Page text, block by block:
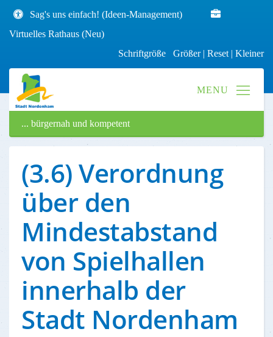
Sag's uns einfach! (Ideen-Management)
Virtuelles Rathaus (Neu)
Schriftgröße Größer| Reset | Kleiner
... bürgernah und kompetent
(3.6) Verordnung
über den
Mindestabstand
von Spielhallen
innerhalb der
Stadt Nordenham